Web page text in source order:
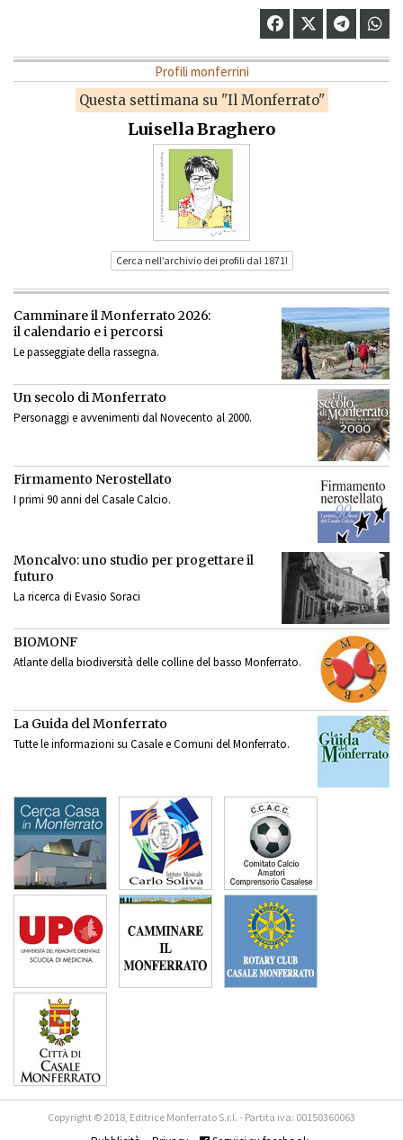
Profili monferrini
Questa settimana su "Il Monferrato"
Luisella Braghero
Cerca nell’archivio dei profili dal 1871!
Camminare il Monferrato 2026:
il calendario e i percorsi
Le passeggiate della rassegna.
Un secolo di Monferrato
Personaggi e avvenimenti dal Novecento al 2000.
Firmamento Nerostellato
I primi 90 anni del Casale Calcio.
Moncalvo: uno studio per progettare il
futuro
La ricerca di Evasio Soraci
BIOMONF
Atlante della biodiversità delle colline del basso Monferrato.
La Guida del Monferrato
Tutte le informazioni su Casale e Comuni del Monferrato.
Copyright © 2018, Editrice Monferrato S.r.l. - Partita iva: 00150360063